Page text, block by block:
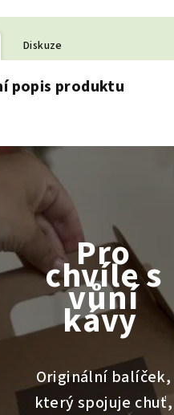
Diskuze
popis produktu
Pro
chvíle s
vůní
kávy
Originální balíček,
který spojuje chuť,